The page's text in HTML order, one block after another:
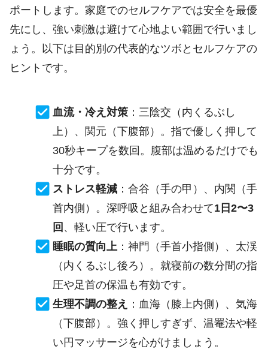
ポートします。家庭でのセルフケアでは安全を最優
先にし、強い刺激は避けて心地よい範囲で行いまし
ょう。以下は目的別の代表的なツボとセルフケアの
ヒントです。
血流・冷え対策：三陰交（内くるぶし
上）、関元（下腹部）。指で優しく押して
30秒キープを数回。腹部は温めるだけでも
十分です。
ストレス軽減：合谷（手の甲）、内関（手
首内側）。深呼吸と組み合わせて1日2〜3
回 、軽い圧で行います。
睡眠の質向上 ：神門（手首小指側）、太渓
（内くるぶし後ろ）。就寝前の数分間の指
圧や足首の保温も有効です。
生理不調の整え
：血海（膝上内側）、気海
（下腹部）。強く押しすぎず、温罨法や軽
い円マッサージを心がけましょう。